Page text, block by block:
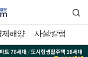
제해양 사설/칼럼